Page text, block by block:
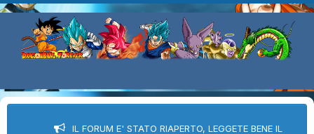
IL FORUM E' STATO RIAPERTO, LEGGETE BENE IL